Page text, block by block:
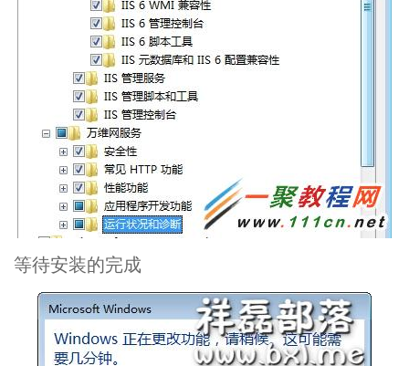
等待安装的完成